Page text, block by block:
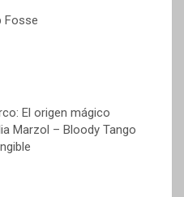
Fosse
El origen mágico
Marzol – Bloody Tango